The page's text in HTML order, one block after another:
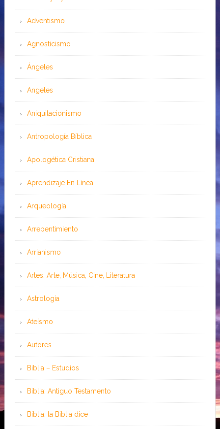
Adventismo
Agnosticismo
Ángeles
Angeles
Aniquilacionismo
Antropología Bíblica
Apologética Cristiana
Aprendizaje En Línea
Arqueología
Arrepentimiento
Arrianismo
Artes: Arte, Música, Cine, Literatura
Astrología
Ateísmo
Autores
Biblia – Estudios
Biblia: Antiguo Testamento
Biblia: la Biblia dice